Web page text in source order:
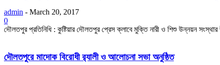
admin - March 20, 2017
0
দৌলতপুর প্রতিনিধি : কুষ্টিয়ার দৌলতপুর প্রেস ক্লাবে মুক্তি নারী ও শিশু উন্নয়ন সংস্থার
দৌলতপুরে মাদোক বিরোধী র‍্যালী ও আলোচনা সভা অনুষ্ঠিত